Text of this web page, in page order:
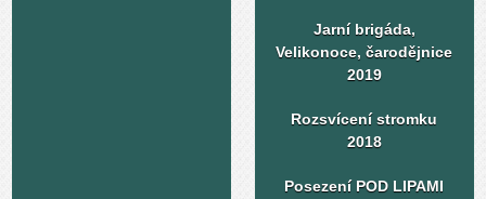
Jarní brigáda,
Velikonoce, čarodějnice
2019
Rozsvícení stromku
2018
Posezení POD LIPAMI